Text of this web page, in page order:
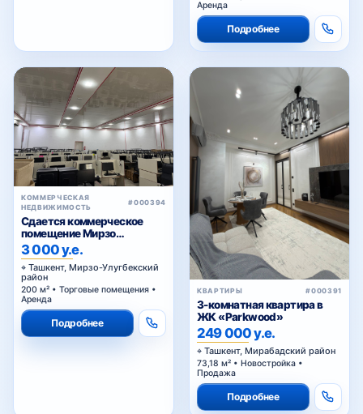
Подробнее
КОММЕРЧЕСКАЯ
#000394
Сдается коммерческое
помещение Мирзо
Улугбекский район.
3 000 у.е.
Ташкент, Мирзо-Улугбекский
район
200 м² • Торговые помещения •
Аренда
Подробнее
КВАРТИРЫ #000391
3-комнатная квартира в
ЖК «Parkwood»
249 000 у.е.
Ташкент, Мирабадский район
73,18 м² • Новостройка •
Продажа
Подробнее